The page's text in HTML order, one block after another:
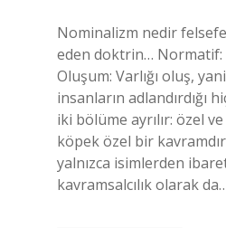
Nominalizm nedir
eden doktrin… Normatif:
Oluşum: Varlığı oluş,
insanların adlandırdığı
iki bölüme ayrılır: özel
köpek özel bir
yalnızca isimlerden
kavramsalcılık olarak